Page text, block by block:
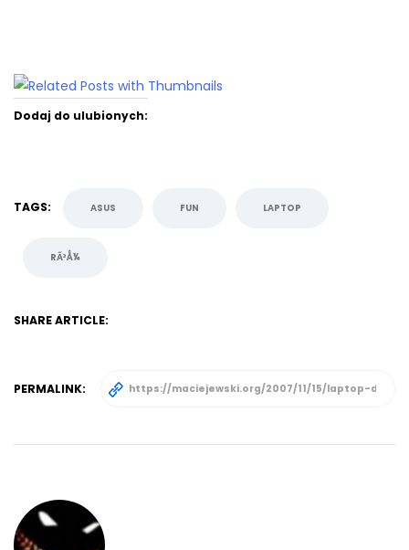
Dodaj do ulubionych:
TAGS: ASUS FUN LAPTOP
RÃ³Å¼
SHARE ARTICLE:
PERMALINK: